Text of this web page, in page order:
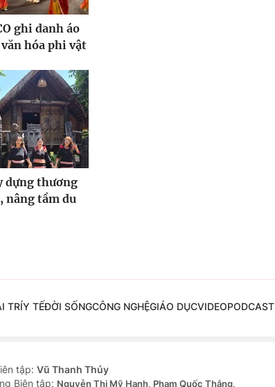
ghi danh áo
hóa phi vật
dựng thương
nâng tầm du
TRÍY TẾĐỜI SỐNGCÔNG NGHỆGIÁO DỤCVIDEOPODCAST
tập: Vũ Thanh Thủy
Biên tập: Nguyễn Thị Mỹ Hạnh, Phạm Quốc Thắng,